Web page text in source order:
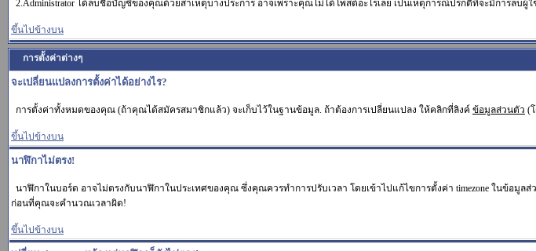
2.Administrator ได้ลบชื่อบัญชีของคุณด้วยสาเหตุบางประการ อาจเพราะคุณไม่ได้โพสต์อะไรเลย เป็นเหตุการณ์ปรกติที่จะมีการล
ขึ้นไปข้างบน
การตั้งค่าต่างๆ
จะเปลี่ยนแปลงการตั้งค่าได้อย่างไร?
การตั้งค่าทั้งหมดของคุณ (ถ้าคุณได้สมัครสมาชิกแล้ว) จะเก็บไว้ในฐานข้อมูล. ถ้าต้องการเปลี่ยนแปลง ให้คลิกที่ลิงค์ ข้อมูลส่วนตัว (
ขึ้นไปข้างบน
นาฬิกาไม่ตรง!
นาฬิกาในบอร์ด อาจไม่ตรงกับนาฬิกาในประเทศของคุณ ซึ่งคุณควรทำการปรับเวลา โดยเข้าไปแก้ไขการตั้งค่า timezone ในข้อ
ก่อนที่คุณจะคำนวณเวลาผิด!
ขึ้นไปข้างบน